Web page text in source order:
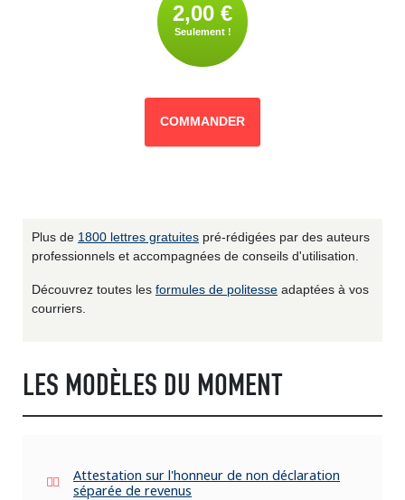
2,00 €
Seulement !
COMMANDER
Plus de 1800 lettres gratuites pré-rédigées par des auteurs
professionnels et accompagnées de conseils d'utilisation.
Découvrez toutes les formules de politesse adaptées à vos
courriers.
LES MODÈLES DU MOMENT
Attestation sur l'honneur de non déclaration
séparée de revenus